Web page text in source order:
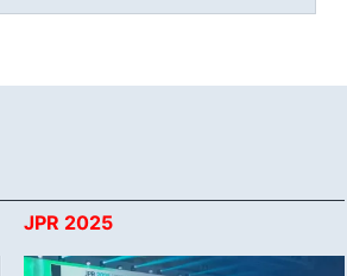
JPR 2025